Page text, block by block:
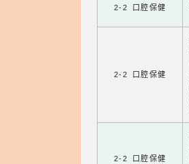
2-2 口腔保健
2-2 口腔保健
2-2 口腔保健